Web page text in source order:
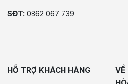
SĐT: 0862 067 739
HỖ TRỢ KHÁCH HÀNG
VỀ